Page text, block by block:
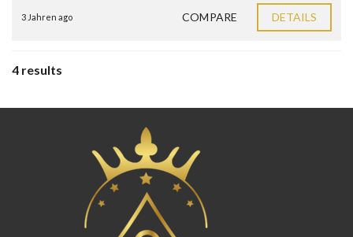
3 Jahren ago COMPARE DETAILS
4 results